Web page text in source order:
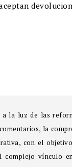
la luz de las
la
con el
vínculo